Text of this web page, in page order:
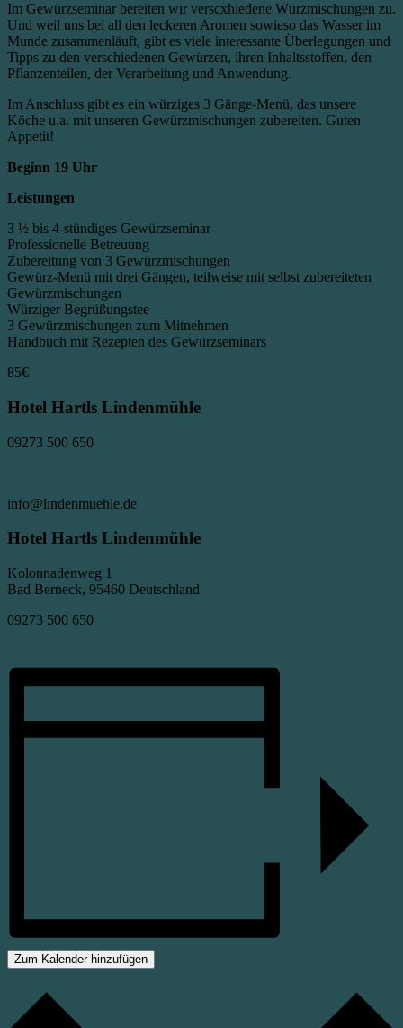
Im Gewürzseminar bereiten wir verscxhiedene Würzmischungen zu.
Und weil uns bei all den leckeren Aromen sowieso das Wasser im
Munde zusammenläuft, gibt es viele interessante Überlegungen und
Tipps zu den verschiedenen Gewürzen, ihren Inhaltsstoffen, den
Pflanzenteilen, der Verarbeitung und Anwendung.
Im Anschluss gibt es ein würziges 3 Gänge-Menü, das unsere
Köche u.a. mit unseren Gewürzmischungen zubereiten. Guten
Appetit!
Beginn 19 Uhr
Leistungen
3 ½ bis 4-stündiges Gewürzseminar
Professionelle Betreuung
Zubereitung von 3 Gewürzmischungen
Gewürz-Menü mit drei Gängen, teilweise mit selbst zubereiteten
Gewürzmischungen
Würziger Begrüßungstee
3 Gewürzmischungen zum Mitnehmen
Handbuch mit Rezepten des Gewürzseminars
85€
Hotel Hartls Lindenmühle
09273 500 650
info@lindenmuehle.de
Hotel Hartls Lindenmühle
Kolonnadenweg 1
Bad Berneck, 95460 Deutschland
09273 500 650
Zum Kalender hinzufügen